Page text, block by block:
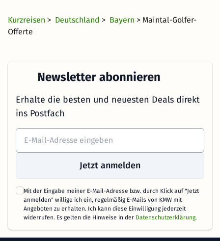
Kurzreisen > Deutschland > Bayern > Maintal-Golfer-
Offerte
Newsletter abonnieren
Erhalte die besten und neuesten Deals direkt
ins Postfach
Jetzt anmelden
Mit der Eingabe meiner E-Mail-Adresse bzw. durch Klick auf "Jetzt
anmelden" willige ich ein, regelmäßig E-Mails von KMW mit
Angeboten zu erhalten. Ich kann diese Einwilligung jederzeit
widerrufen. Es gelten die Hinweise in der Datenschutzerklärung.